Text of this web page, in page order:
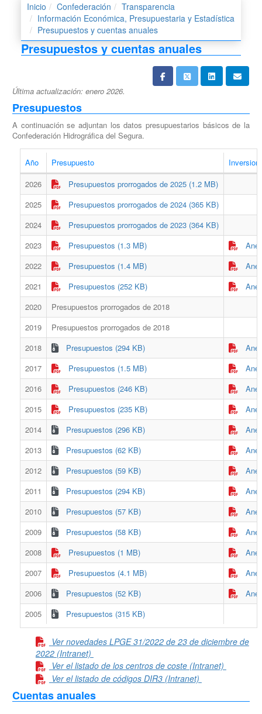
Inicio Confederación
Transparencia
Información Económica, Presupuestaria y Estadística
Presupuestos y cuentas anuales
Presupuestos y cuentas anuales
Última actualización: enero 2026.
Presupuestos
A continuación se adjuntan los datos presupuestarios básicos de la
Confederación Hidrográfica del Segura.
Año Presupuesto
2026
Presupuestos prorrogados de 2025 (1.2 MB)
2025
Presupuestos prorrogados de 2024 (365 KB)
2024
Presupuestos prorrogados de 2023 (364 KB)
2023
Presupuestos (1.3 MB)
2022
Presupuestos (1.4 MB)
2021
Presupuestos (252 KB)
2020
Presupuestos prorrogados de 2018
2019
Presupuestos prorrogados de 2018
2018
Presupuestos (294 KB)
2017
Presupuestos (1.5 MB)
2016
Presupuestos (246 KB)
2015
Presupuestos (235 KB)
2014
Presupuestos (296 KB)
2013
Presupuestos (62 KB)
2012
Presupuestos (59 KB)
2011
Presupuestos (294 KB)
2010
Presupuestos (57 KB)
2009
Presupuestos (58 KB)
2008
Presupuestos (1 MB)
2007
Presupuestos (4.1 MB)
2006
Presupuestos (52 KB)
2005
Presupuestos (315 KB)
Ver novedades LPGE 31/2022 de 23 de diciembre de
2022 (Intranet)
Ver el listado de los centros de coste (Intranet)
Ver el listado de códigos DIR3 (Intranet)
Cuentas anuales